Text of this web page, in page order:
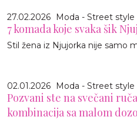
27.02.2026 Moda - Street style
7 komada koje svaka šik
Stil žena iz Njujorka nije samo
02.01.2026 Moda - Street style
Pozvani ste na svečani
kombinacija sa malom